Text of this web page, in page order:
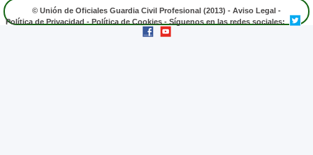
© Unión de Oficiales Guardia Civil Profesional (2013) - Aviso Legal -
Política de Privacidad - Política de Cookies - Síguenos en las redes sociales: